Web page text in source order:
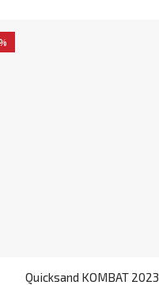
Quicksand KOMBAT 2023